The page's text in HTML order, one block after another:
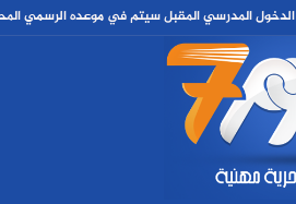
الدخول المدرسي المقبل سیتم في موعده الرسمي